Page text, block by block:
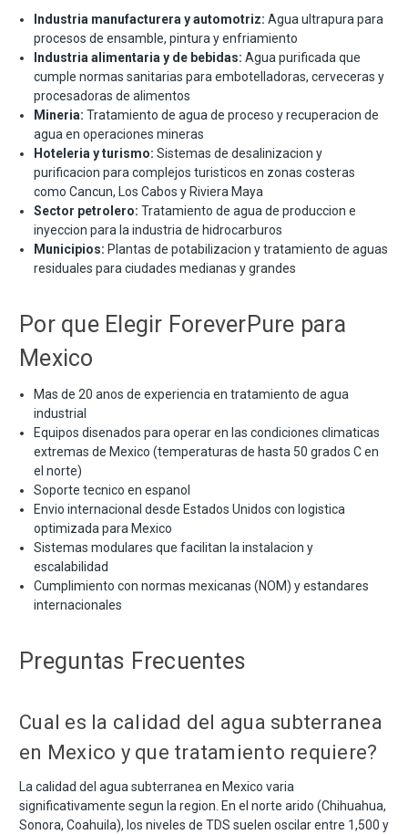
Industria manufacturera y automotriz: Agua ultrapura para
procesos de ensamble, pintura y enfriamiento
Industria alimentaria y de bebidas: Agua purificada que
cumple normas sanitarias para embotelladoras, cerveceras y
procesadoras de alimentos
Mineria: Tratamiento de agua de proceso y recuperacion de
agua en operaciones mineras
Hoteleria y turismo: Sistemas de desalinizacion y
purificacion para complejos turisticos en zonas costeras
como Cancun, Los Cabos y Riviera Maya
Sector petrolero: Tratamiento de agua de produccion e
inyeccion para la industria de hidrocarburos
Municipios: Plantas de potabilizacion y tratamiento de aguas
residuales para ciudades medianas y grandes
Por que Elegir ForeverPure para
Mexico
Mas de 20 anos de experiencia en tratamiento de agua
industrial
Equipos disenados para operar en las condiciones climaticas
extremas de Mexico (temperaturas de hasta 50 grados C en
el norte)
Soporte tecnico en espanol
Envio internacional desde Estados Unidos con logistica
optimizada para Mexico
Sistemas modulares que facilitan la instalacion y
escalabilidad
Cumplimiento con normas mexicanas (NOM) y estandares
internacionales
Preguntas Frecuentes
Cual es la calidad del agua subterranea
en Mexico y que tratamiento requiere?
La calidad del agua subterranea en Mexico varia
significativamente segun la region. En el norte arido (Chihuahua,
Sonora, Coahuila), los niveles de TDS suelen oscilar entre 1,500 y